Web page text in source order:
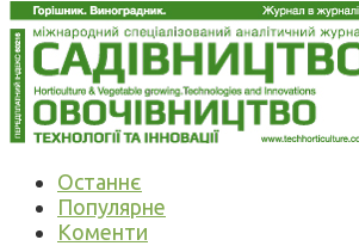
Останнє
Популярне
Коменти